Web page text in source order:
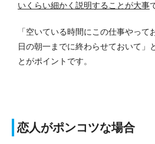
いくらい細かく説明することが大事
「空いている時間にこの仕事やって
日の朝一までに終わらせておいて」
とがポイントです。
恋人がポンコツな場合